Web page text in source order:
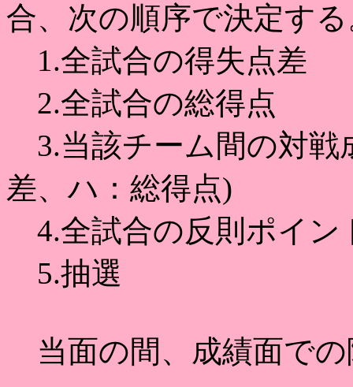
合、次の順序で決定す
1.全試合の得失点差
2.全試合の総得点
3.当該チーム間の対戦
差、ハ：総得点)
4.全試合の反則ポイン
5.抽選
当面の間、成績面での